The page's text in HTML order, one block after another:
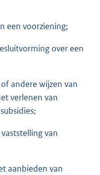
een voorziening;
over een
andere wijzen van
verlenen van
van
aanbieden van